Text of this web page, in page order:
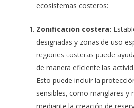
ecosistemas costeros:
Zonificación costera:
designadas y zonas de uso
regiones costeras puede
de manera eficiente las
Esto puede incluir la
sensibles, como manglares y
mediante la creación de